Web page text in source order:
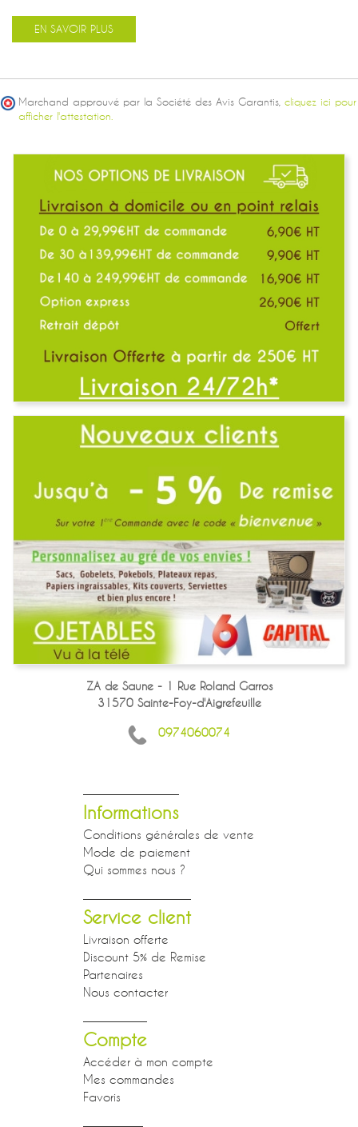
EN SAVOIR PLUS
Marchand approuvé par la Société des Avis Garantis, cliquez ici pour
afficher l'attestation.
ZA de Saune - 1 Rue Roland Garros
31570 Sainte-Foy-d'Aigrefeuille
0974060074
Informations
Conditions générales de vente
Mode de paiement
Qui sommes nous ?
Service client
Livraison offerte
Discount 5% de Remise
Partenaires
Nous contacter
Compte
Accéder à mon compte
Mes commandes
Favoris